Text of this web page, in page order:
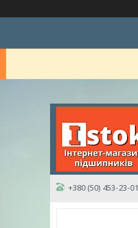
+380 (50) 453-23-01